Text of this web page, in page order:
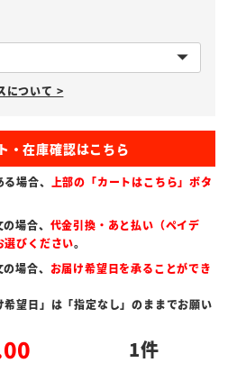
について >
場合、 上部の「カートはこちら」ボタ
場合、 代金引換・あと払い（ペイデ
選びください。
場合、 お届け希望日を承ることができ
希望日」は「指定なし」のままでお願い
1